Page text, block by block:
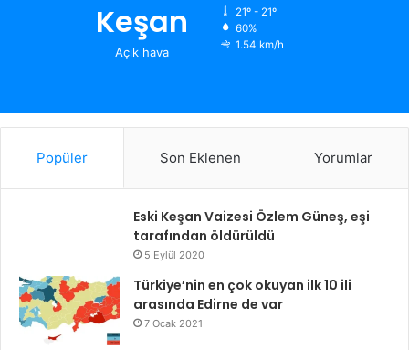
Keşan
Açık hava
21º - 21º
60%
1.54 km/h
Popüler Son Eklenen Yorumlar
Eski Keşan Vaizesi Özlem Güneş, eşi
tarafından öldürüldü
5 Eylül 2020
Türkiye’nin en çok okuyan ilk 10 ili
arasında Edirne de var
7 Ocak 2021